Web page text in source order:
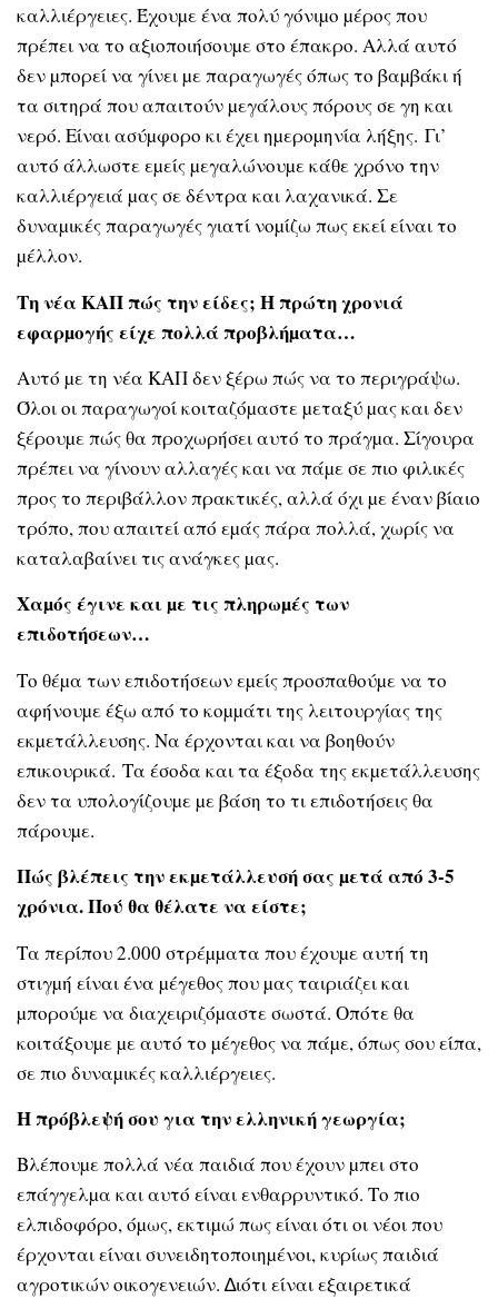
καλλιέργειες. Έχουµε ένα πολύ γόνιµο µέρος που
πρέπει να το αξιοποιήσουµε στο έπακρο. Αλλά αυτό
δεν µπορεί να γίνει µε παραγωγές όπως το βαµβάκι ή
τα σιτηρά που απαιτούν µεγάλους πόρους σε γη και
νερό. Είναι ασύµφορο κι έχει ηµεροµηνία λήξης. Γι’
αυτό άλλωστε εµείς µεγαλώνουµε κάθε χρόνο την
καλλιέργειά µας σε δέντρα και λαχανικά. Σε
δυναµικές παραγωγές γιατί νοµίζω πως εκεί είναι το
µέλλον.
Τη νέα ΚΑΠ πώς την είδες; Η πρώτη χρονιά
εφαρµογής είχε πολλά προβλήµατα…
Αυτό µε τη νέα ΚΑΠ δεν ξέρω πώς να το περιγράψω.
Όλοι οι παραγωγοί κοιταζόµαστε µεταξύ µας και δεν
ξέρουµε πώς θα προχωρήσει αυτό το πράγµα. Σίγουρα
πρέπει να γίνουν αλλαγές και να πάµε σε πιο φιλικές
προς το περιβάλλον πρακτικές, αλλά όχι µε έναν βίαιο
τρόπο, που απαιτεί από εµάς πάρα πολλά, χωρίς να
καταλαβαίνει τις ανάγκες µας.
Χαµός έγινε και µε τις πληρωµές των
επιδοτήσεων…
Το θέµα των επιδοτήσεων εµείς προσπαθούµε να το
αφήνουµε έξω από το κοµµάτι της λειτουργίας της
εκµετάλλευσης. Να έρχονται και να βοηθούν
επικουρικά. Τα έσοδα και τα έξοδα της εκµετάλλευσης
δεν τα υπολογίζουµε µε βάση το τι επιδοτήσεις θα
πάρουµε.
Πώς βλέπεις την εκµετάλλευσή σας µετά από 3-5
χρόνια. Πού θα θέλατε να είστε;
Τα περίπου 2.000 στρέµµατα που έχουµε αυτή τη
στιγµή είναι ένα µέγεθος που µας ταιριάζει και
µπορούµε να διαχειριζόµαστε σωστά. Οπότε θα
κοιτάξουµε µε αυτό το µέγεθος να πάµε, όπως σου είπα,
σε πιο δυναµικές καλλιέργειες.
Η πρόβλεψή σου για την ελληνική γεωργία;
Βλέπουµε πολλά νέα παιδιά που έχουν µπει στο
επάγγελµα και αυτό είναι ενθαρρυντικό. Το πιο
ελπιδοφόρο, όµως, εκτιµώ πως είναι ότι οι νέοι που
έρχονται είναι συνειδητοποιηµένοι, κυρίως παιδιά
αγροτικών οικογενειών. ∆ιότι είναι εξαιρετικά